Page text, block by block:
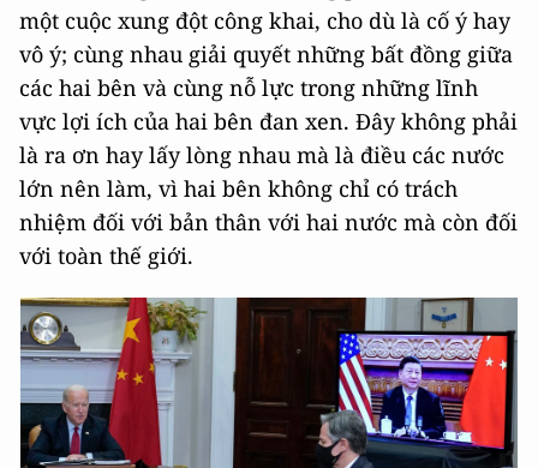
một cuộc xung đột công khai, cho dù là cố ý hay
vô ý; cùng nhau giải quyết những bất đồng giữa
các hai bên và cùng nỗ lực trong những lĩnh
vực lợi ích của hai bên đan xen. Đây không phải
là ra ơn hay lấy lòng nhau mà là điều các nước
lớn nên làm, vì hai bên không chỉ có trách
nhiệm đối với bản thân với hai nước mà còn đối
với toàn thế giới.